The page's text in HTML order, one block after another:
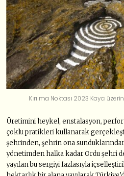
Kırılma Noktası 2023 Kaya
Üretimini heykel, enstalasyon,
çoklu pratikleri kullanarak
şehrinden, şehrin ona
yönetimden halka kadar Ordu şehri
yayılan bu sergiyi fazlasıyla